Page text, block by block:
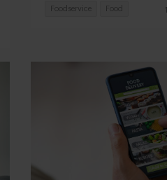
Foodservice Food